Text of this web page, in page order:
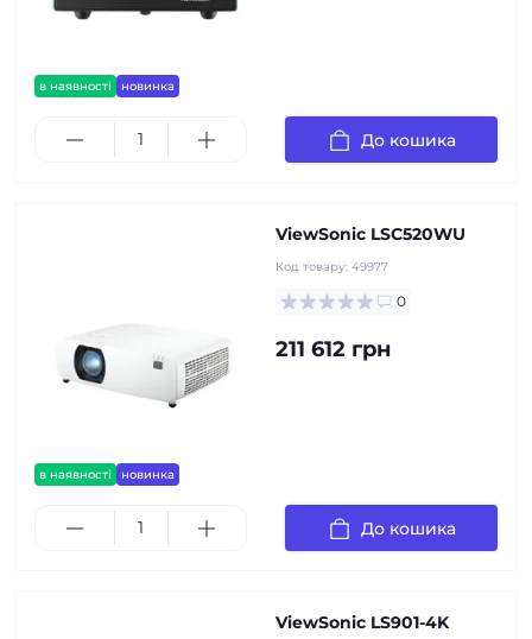
в наявності новинка
До кошика
в наявності новинка
ViewSonic LSC520WU
Код товару: 49977
0
211 612 грн
До кошика
ViewSonic LS901-4K